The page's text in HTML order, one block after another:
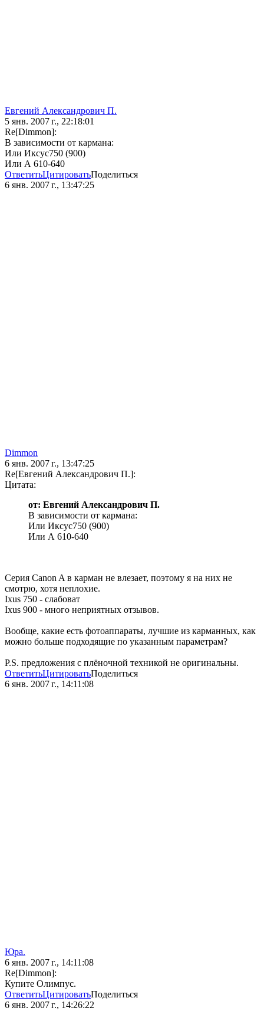
Евгений Александрович П.
5 янв. 2007 г., 22:18:01
Re[Dimmon]:
В зависимости от кармана:
Или Иксус750 (900)
Или А 610-640
ОтветитьЦитироватьПоделиться
6 янв. 2007 г., 13:47:25
Dimmon
6 янв. 2007 г., 13:47:25
Re[Евгений Александрович П.]:
Цитата:
от: Евгений Александрович П.
В зависимости от кармана:
Или Иксус750 (900)
Или А 610-640
Серия Canon A в карман не влезает, поэтому я на них не
смотрю, хотя неплохие.
Ixus 750 - слабоват
Ixus 900 - много неприятных отзывов.
Вообще, какие есть фотоаппараты, лучшие из карманных, как
можно больше подходящие по указанным параметрам?
P.S. предложения с плёночной техникой не оригинальны.
ОтветитьЦитироватьПоделиться
6 янв. 2007 г., 14:11:08
Юра.
6 янв. 2007 г., 14:11:08
Re[Dimmon]:
Купите Олимпус.
ОтветитьЦитироватьПоделиться
6 янв. 2007 г., 14:26:22